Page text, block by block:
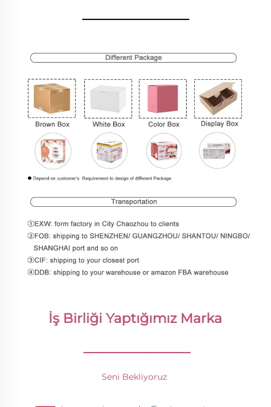
________________
İş Birliği Yaptığımız Marka
________________
Seni Bekliyoruz